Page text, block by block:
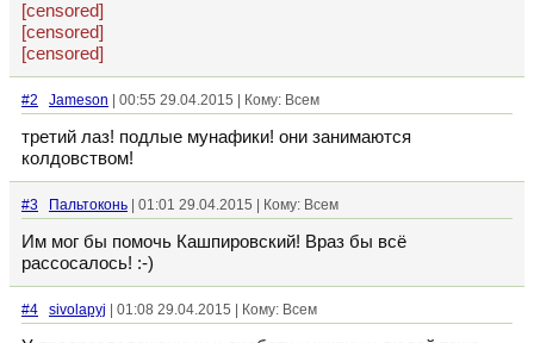
[censored]
[censored]
[censored]
#2 Jameson | 00:55 29.04.2015 | Кому: Всем
третий лаз! подлые мунафики! они занимаются
колдовством!
#3 Пальтоконь | 01:01 29.04.2015 | Кому: Всем
Им мог бы помочь Кашпировский! Враз бы всё
рассосалось! :-)
#4 sivolapyj | 01:08 29.04.2015 | Кому: Всем